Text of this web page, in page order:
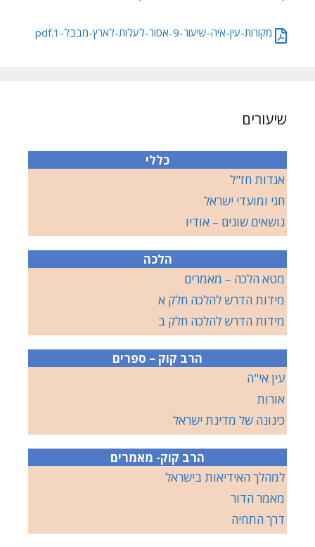
מקורות-עין-איה-שיעור-9-אסור-לעלות-לארץ-מבבל-1.pdf
שיעורים
כללי
אגדות חז"ל
חגי ומועדי ישראל
נושאים שונים – אודיו
הלכה
מטא הלכה – מאמרים
מידות הדרש להלכה חלק א
מידות הדרש להלכה חלק ב
הרב קוק – ספרים
עין אי"ה
אורות
כינונה של מדינת ישראל
הרב קוק- מאמרים
למהלך האידיאות בישראל
מאמר הדור
דרך התחיה